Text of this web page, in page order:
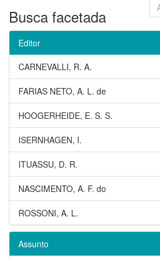
Busca facetada
Editor
CARNEVALLI, R. A.
FARIAS NETO, A. L. de
HOOGERHEIDE, E. S. S.
ISERNHAGEN, I.
ITUASSU, D. R.
NASCIMENTO, A. F. do
ROSSONI, A. L.
Assunto